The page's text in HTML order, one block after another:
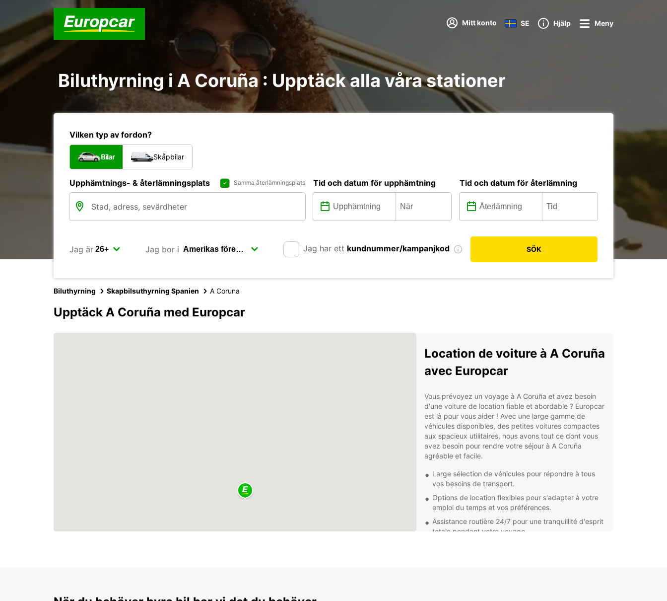
Mitt konto SE Hjälp Meny
Biluthyrning i A Coruña : Upptäck alla våra stationer
Vilken typ av fordon?
Bilar Skåpbilar
Upphämtnings- & återlämningsplats Samma återlämningsplats Tid och datum för upphämtning Tid och datum för återlämning
Jag är Jag bor i Jag har ett kundnummer/kampanjkod SÖK
Biluthyrning Skapbilsuthyrning Spanien A Coruna
Upptäck A Coruña med Europcar
Location de voiture à A Coruña
avec Europcar
Vous prévoyez un voyage à A Coruña et avez besoin
d'une voiture de location fiable et abordable ? Europcar
est là pour vous aider ! Avec une large gamme de
véhicules disponibles, des petites voitures compactes
aux spacieux utilitaires, nous avons tout ce dont vous
avez besoin pour rendre votre séjour à A Coruña
agréable et facile.
Large sélection de véhicules pour répondre à tous
vos besoins de transport.
Options de location flexibles pour s'adapter à votre
emploi du temps et vos préférences.
Assistance routière 24/7 pour une tranquillité d'esprit
totale pendant votre voyage.